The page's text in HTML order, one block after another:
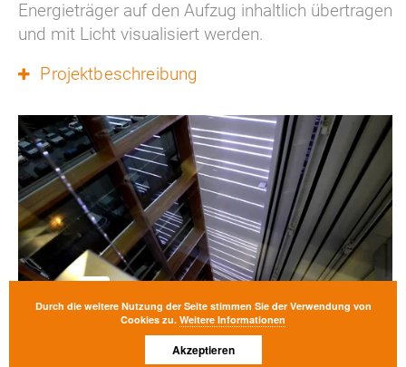
Energieträger auf den Aufzug inhaltlich übertragen
und mit Licht visualisiert werden.
Projektbeschreibung
Durch die weitere Nutzung der Seite stimmen Sie der Verwendung von
Cookies zu. Weitere Informationen
Akzeptieren